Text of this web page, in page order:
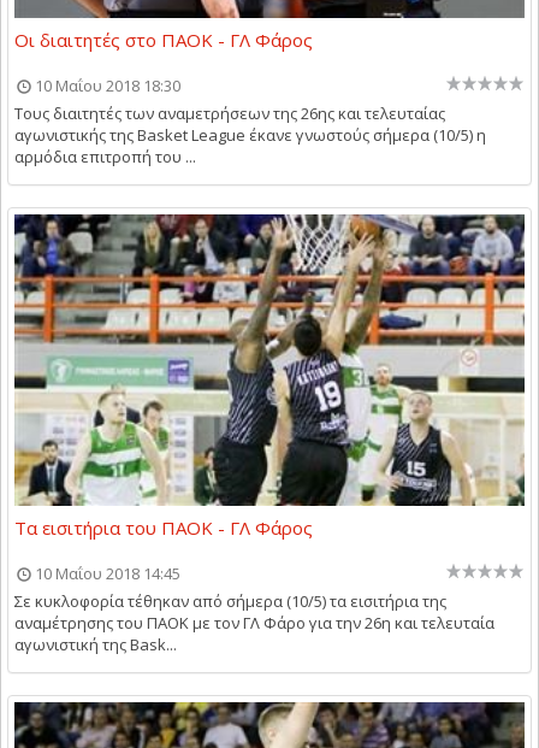
Οι διαιτητές στο ΠΑΟΚ - ΓΛ Φάρος
10 Μαΐου 2018 18:30
Τους διαιτητές των αναμετρήσεων της 26ης και τελευταίας
αγωνιστικής της Basket League έκανε γνωστούς σήμερα (10/5) η
αρμόδια επιτροπή του ...
Τα εισιτήρια του ΠΑΟΚ - ΓΛ Φάρος
10 Μαΐου 2018 14:45
Σε κυκλοφορία τέθηκαν από σήμερα (10/5) τα εισιτήρια της
αναμέτρησης του ΠΑΟΚ με τον ΓΛ Φάρο για την 26η και τελευταία
αγωνιστική της Bask...